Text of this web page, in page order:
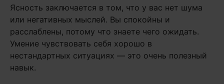
Ясность заключается в том, что у вас нет шума
или негативных мыслей. Вы спокойны и
расслаблены, потому что знаете чего ожидать.
Умение чувствовать себя хорошо в
нестандартных ситуациях — это очень полезный
навык.